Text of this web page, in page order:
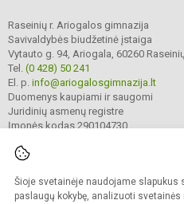
Šioje svetainėje naudojame
paslaugų kokybę, analizuoti
Raseinių r. Ariogalos gimnazija
Savivaldybės biudžetinė įstaiga
Vytauto g. 94, Ariogala, 60260
Tel. (0 428) 50 241
El. p. info@ariogalosgimnazija.lt
Duomenys kaupiami ir saugomi
Juridinių asmenų registre
Įmonės kodas 290104730
© 2022. Raseinių r. Ariogalos
Kopijuoti turinį be raštiško